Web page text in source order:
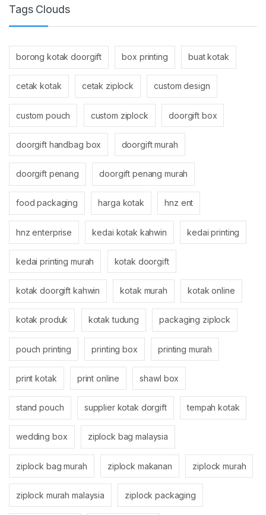
Tags Clouds
borong kotak doorgift box printing buat kotak
cetak kotak cetak ziplock custom design
custom pouch custom ziplock doorgift box
doorgift handbag box doorgift murah
doorgift penang doorgift penang murah
food packaging harga kotak hnz ent
hnz enterprise kedai kotak kahwin kedai printing
kedai printing murah kotak doorgift
kotak doorgift kahwin kotak murah kotak online
kotak produk kotak tudung packaging ziplock
pouch printing printing box printing murah
print kotak print online shawl box
stand pouch supplier kotak dorgift tempah kotak
wedding box ziplock bag malaysia
ziplock bag murah ziplock makanan ziplock murah
ziplock murah malaysia ziplock packaging